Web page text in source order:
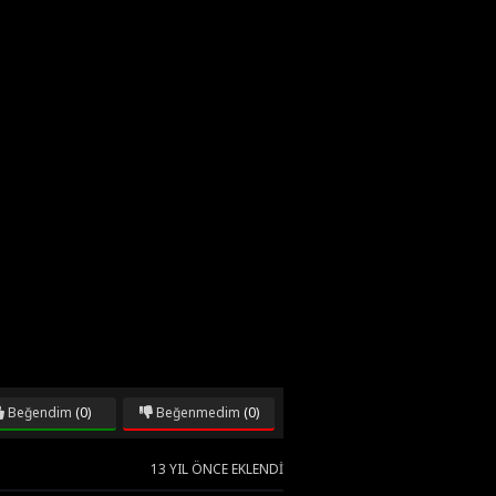
Beğendim (0) Beğenmedim (0)
13 YIL ÖNCE EKLENDI